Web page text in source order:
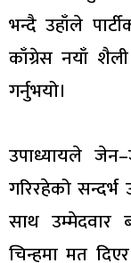
भन्दै उहाँले
काँग्रेस नयाँ
गर्नुभयो।
उपाध्यायले
गरिरहेको
साथ उम्मेदवार
चिन्हमा मत